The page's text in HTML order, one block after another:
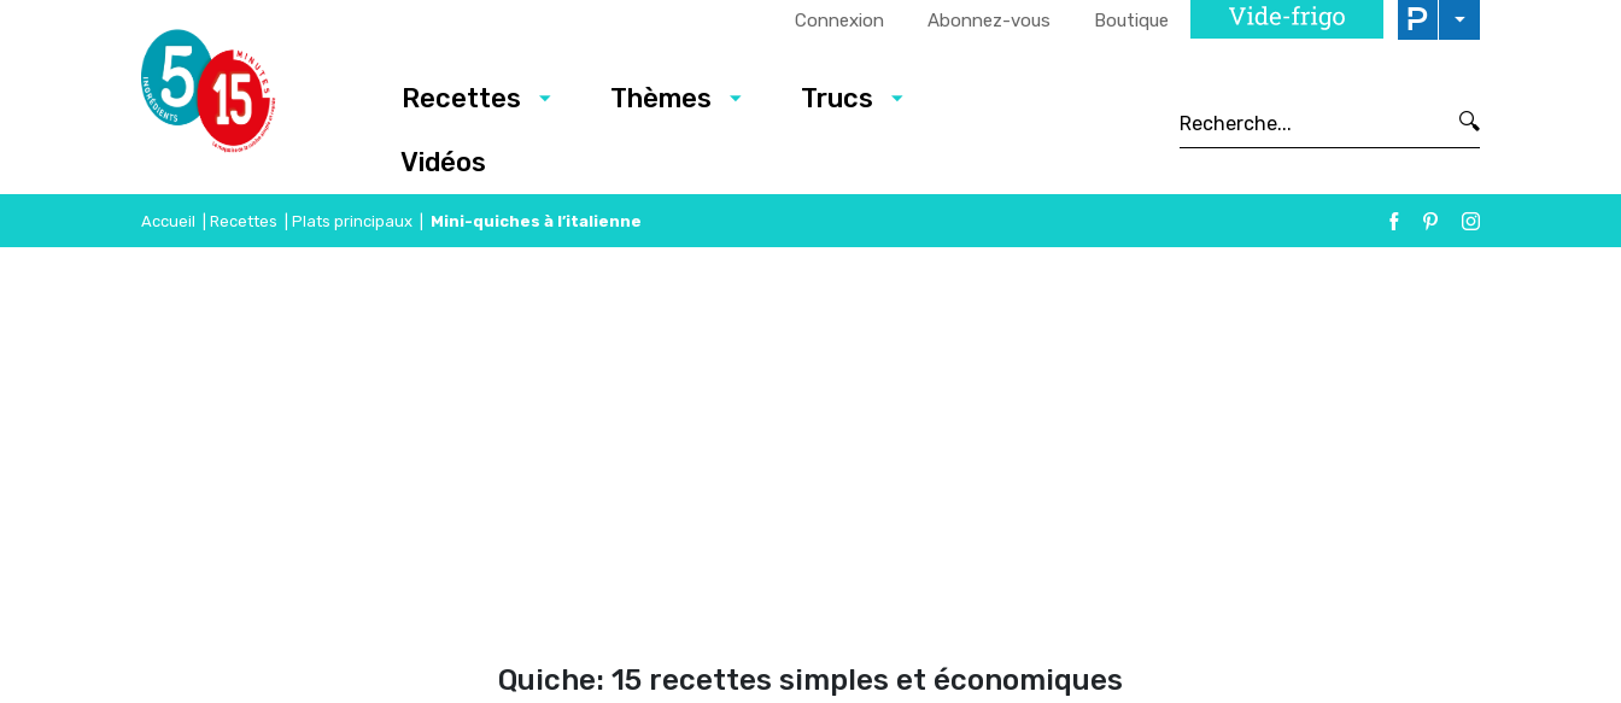
Connexion Abonnez-vous Boutique
Recettes Thèmes
Trucs
Vidéos
🔍
Accueil Recettes Plats principaux Mini-quiches à l’italienne
Quiche: 15 recettes simples et économiques